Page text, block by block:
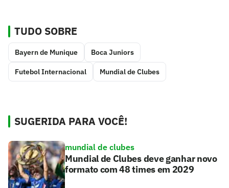
TUDO SOBRE
Bayern de Munique Boca Juniors
Futebol Internacional Mundial de Clubes
SUGERIDA PARA VOCÊ!
mundial de clubes
Mundial de Clubes deve ganhar novo
formato com 48 times em 2029